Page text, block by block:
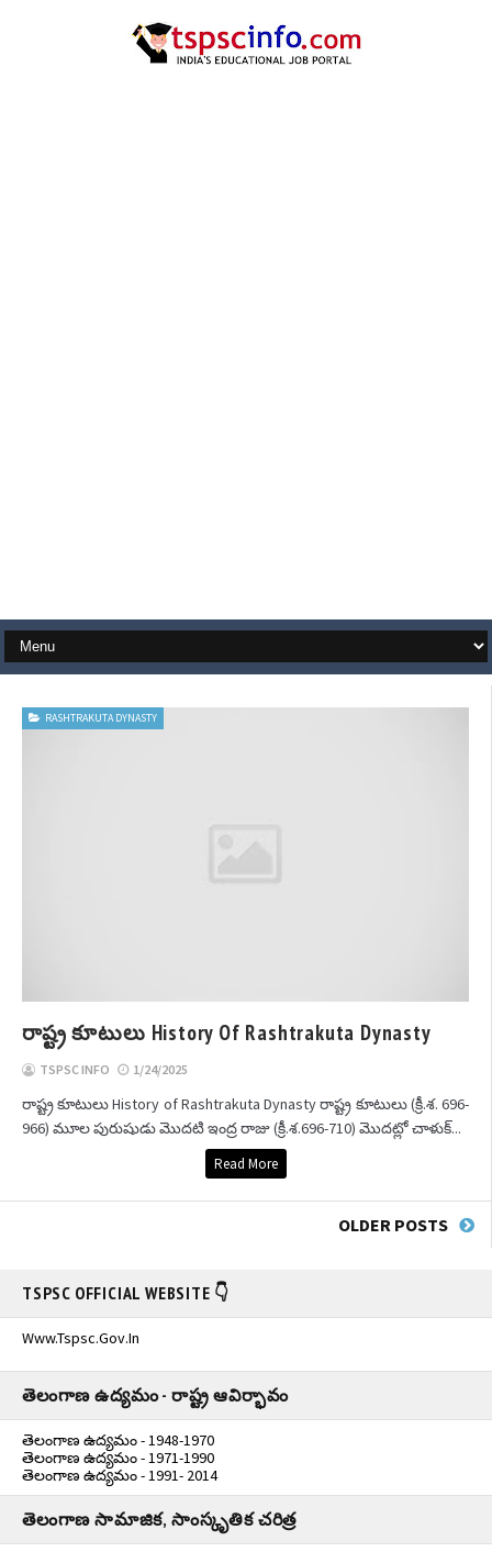
RASHTRAKUTA DYNASTY
రాష్ట్ర కూటులు History Of Rashtrakuta Dynasty
TSPSC INFO 1/24/2025
రాష్ట్ర కూటులు History of Rashtrakuta Dynasty రాష్ట్ర కూటులు (క్రీ.శ. 696-
966) మూల పురుషుడు మొదటి ఇంద్ర రాజు (క్రీ.శ.696-710) మొదట్లో చాళుక్...
Read More
OLDER POSTS
TSPSC OFFICIAL WEBSITE 👇
Www.tspsc.gov.in
తెలంగాణ ఉద్యమం - రాష్ట్ర ఆవిర్భావం
తెలంగాణ ఉద్యమం - 1948-1970
తెలంగాణ ఉద్యమం - 1971-1990
తెలంగాణ ఉద్యమం - 1991- 2014
తెలంగాణ సామాజిక, సాంస్కృతిక చరిత్ర